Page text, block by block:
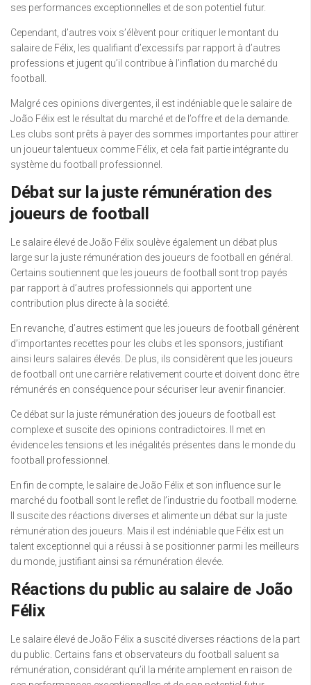
ses performances exceptionnelles et de son potentiel futur.
Cependant, d’autres voix s’élèvent pour critiquer le montant du
salaire de Félix, les qualifiant d’excessifs par rapport à d’autres
professions et jugent qu’il contribue à l’inflation du marché du
football.
Malgré ces opinions divergentes, il est indéniable que le salaire de
João Félix est le résultat du marché et de l’offre et de la demande.
Les clubs sont prêts à payer des sommes importantes pour attirer
un joueur talentueux comme Félix, et cela fait partie intégrante du
système du football professionnel.
Débat sur la juste rémunération des
joueurs de football
Le salaire élevé de João Félix soulève également un débat plus
large sur la juste rémunération des joueurs de football en général.
Certains soutiennent que les joueurs de football sont trop payés
par rapport à d’autres professionnels qui apportent une
contribution plus directe à la société.
En revanche, d’autres estiment que les joueurs de football génèrent
d’importantes recettes pour les clubs et les sponsors, justifiant
ainsi leurs salaires élevés. De plus, ils considèrent que les joueurs
de football ont une carrière relativement courte et doivent donc être
rémunérés en conséquence pour sécuriser leur avenir financier.
Ce débat sur la juste rémunération des joueurs de football est
complexe et suscite des opinions contradictoires. Il met en
évidence les tensions et les inégalités présentes dans le monde du
football professionnel.
En fin de compte, le salaire de João Félix et son influence sur le
marché du football sont le reflet de l’industrie du football moderne.
Il suscite des réactions diverses et alimente un débat sur la juste
rémunération des joueurs. Mais il est indéniable que Félix est un
talent exceptionnel qui a réussi à se positionner parmi les meilleurs
du monde, justifiant ainsi sa rémunération élevée.
Réactions du public au salaire de João
Félix
Le salaire élevé de João Félix a suscité diverses réactions de la part
du public. Certains fans et observateurs du football saluent sa
rémunération, considérant qu’il la mérite amplement en raison de